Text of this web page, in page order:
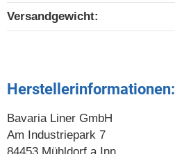
Versandgewicht‍:
Herstellerinformationen:
Bavaria Liner GmbH
Am Industriepark 7